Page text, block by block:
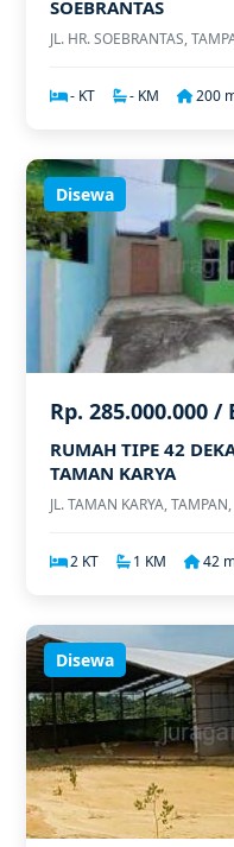
SOEBRANTAS
JL. HR. SOEBRANTAS,
- KT - KM 200
Disewa
Rp. 285.000.000 /
RUMAH TIPE 42
TAMAN KARYA
JL. TAMAN KARYA,
2 KT 1 KM 42
Disewa